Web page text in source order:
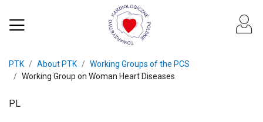
PTK About PTK
Working Groups of the PCS
Working Group on Woman Heart Diseases
PL